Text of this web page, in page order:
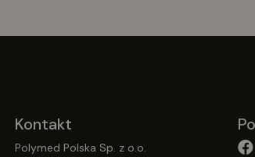
Kontakt
Polymed Polska Sp. z o.o.